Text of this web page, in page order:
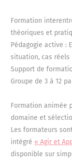
Impliquer
les
soient
Les + de la
Pédagogie
Formation
théoriques et
Pédagogie active :
situation, cas réels
Support de
Groupe de 3 à 12
Formation animée
domaine et
Les formateurs
intégré « Agir et
disponible sur